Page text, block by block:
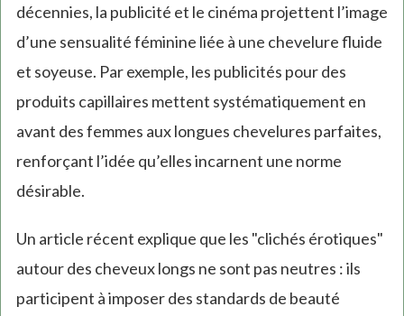
décennies, la publicité et le cinéma projettent l’image
d’une sensualité féminine liée à une chevelure fluide
et soyeuse. Par exemple, les publicités pour des
produits capillaires mettent systématiquement en
avant des femmes aux longues chevelures parfaites,
renforçant l’idée qu’elles incarnent une norme
désirable.
Un article récent explique que les "clichés érotiques"
autour des cheveux longs ne sont pas neutres : ils
participent à imposer des standards de beauté